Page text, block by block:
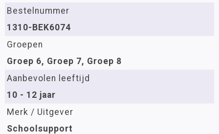
Bestelnummer
1310-BEK6074
Groepen
Groep 6, Groep 7, Groep 8
Aanbevolen leeftijd
10 - 12 jaar
Merk / Uitgever
Schoolsupport